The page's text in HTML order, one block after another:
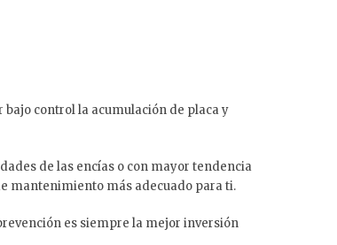
control la acumulación de placa y
de las encías o con mayor tendencia
mantenimiento más adecuado para ti.
es siempre la mejor inversión